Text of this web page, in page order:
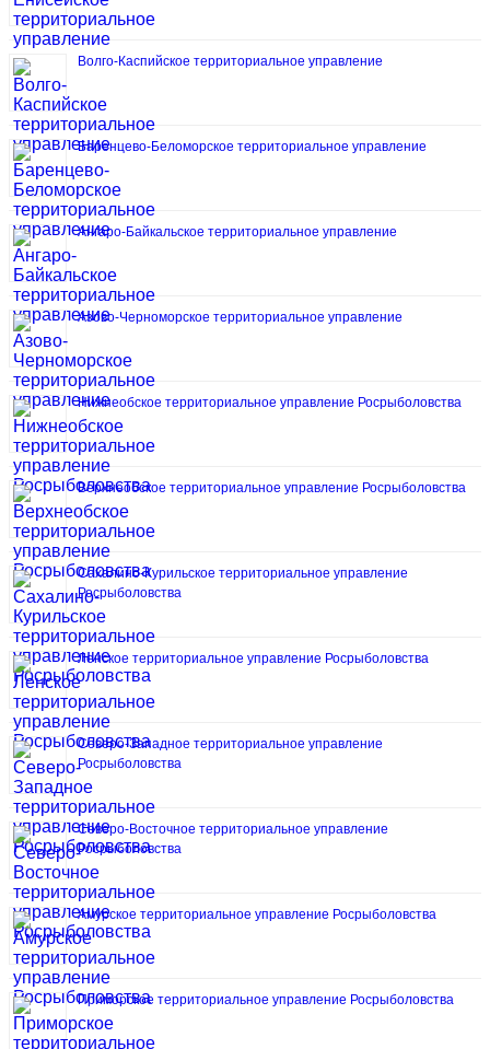
Волго-Каспийское территориальное управление
Баренцево-Беломорское территориальное управление
Ангаро-Байкальское территориальное управление
Азово-Черноморское территориальное управление
Нижнеобское территориальное управление Росрыболовства
Верхнеобское территориальное управление Росрыболовства
Сахалино-Курильское территориальное управление
Росрыболовства
Ленское территориальное управление Росрыболовства
Северо-Западное территориальное управление
Росрыболовства
Северо-Восточное территориальное управление
Росрыболовства
Амурское территориальное управление Росрыболовства
Приморское территориальное управление Росрыболовства